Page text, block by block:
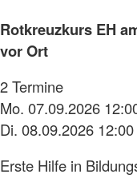
Rotkreuzkurs EH
vor Ort
2 Termine
Mo. 07.09.2026
Di. 08.09.2026
Erste Hilfe in